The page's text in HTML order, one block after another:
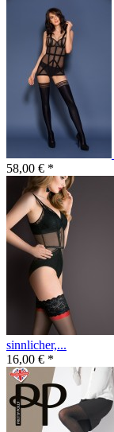
58,00 € *
sinnlicher,...
16,00 € *